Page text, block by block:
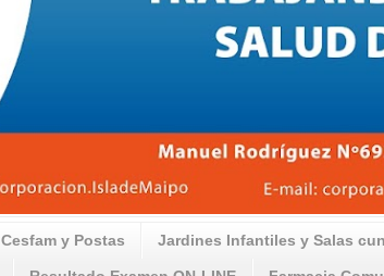
Cesfam y Postas Jardines Infantiles y Salas